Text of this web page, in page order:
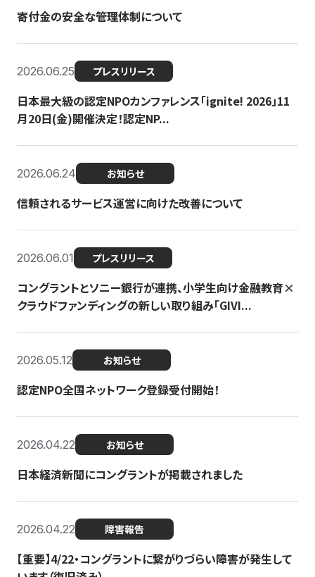
寄付金の安全な管理体制について
2026.06.25 プレスリリース
日本最大級の認定NPOカンファレンス「ignite! 2026」11
月20日(金)開催決定！認定NP...
2026.06.24 お知らせ
信頼されるサービス運営に向けた改善について
2026.06.01 プレスリリース
コングラントとソニー銀行が連携、小学生向け金融教育×
クラウドファンディングの新しい取り組み「GIVI...
2026.05.12 お知らせ
認定NPO全国ネットワーク登録受付開始！
2026.04.22 お知らせ
日本経済新聞にコングラントが掲載されました
2026.04.22 障害報告
【重要】4/22・コングラントに繋がりづらい障害が発生して